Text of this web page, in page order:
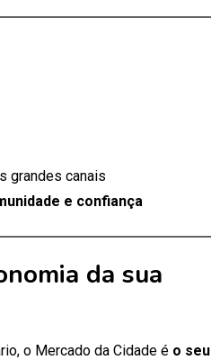
grandes canais
e confiança
da sua
o Mercado da Cidade é o seu